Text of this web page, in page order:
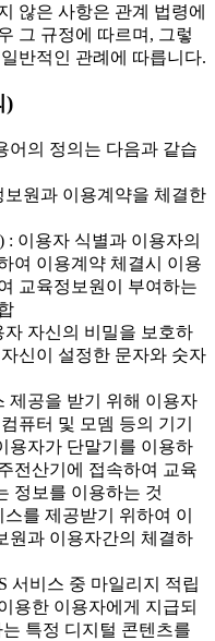
않은 사항은 관계 법령에
그 규정에 따르며, 그렇
반적인 관례에 따릅니다.
)
어의 정의는 다음과 같습
원과 이용계약을 체결한
이용자 식별과 이용자의
여 이용계약 체결시 이용
교육정보원이 부여하는
자신의 비밀을 보호하
신이 설정한 문자와 숫자
제공을 받기 위해 이용자
퓨터 및 모뎀 등의 기기
용자가 단말기를 이용하
전산기에 접속하여 교육
정보를 이용하는 것
를 제공받기 위하여 이
원과 이용자간의 체결하
서비스 중 마일리지 적립
용한 이용자에게 지급되
특정 디지털 콘텐츠를